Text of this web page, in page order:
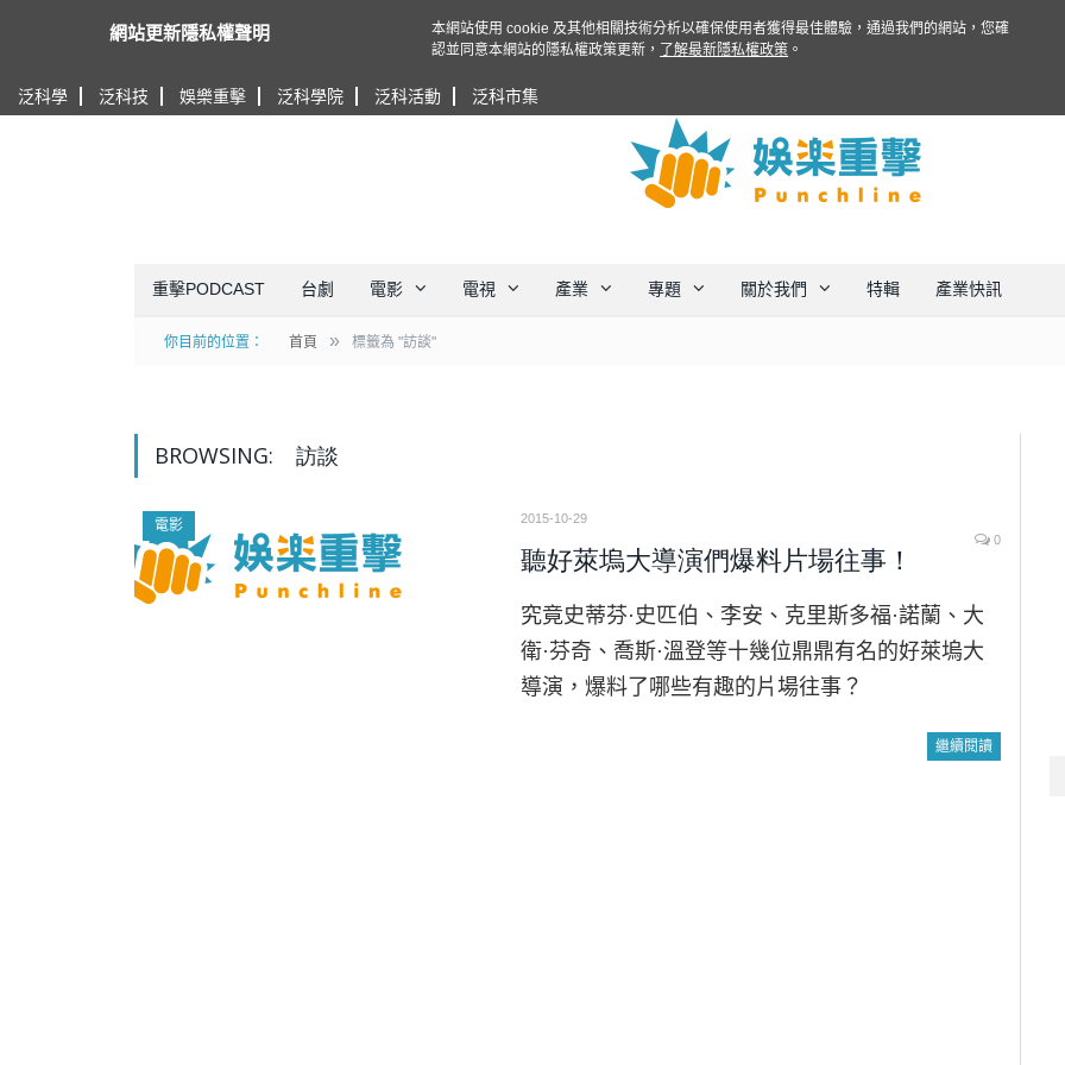
泛科學 泛科技 娛樂重擊 泛科學院 泛科活動 泛科市集
重擊PODCAST 台劇 電影 電視 產業 專題 關於我們 特輯 產業快訊
你目前的位置： 首頁 » 標籤為 "訪談"
BROWSING: 訪談
電影
2015-10-29
0
聽好萊塢大導演們爆料片場往事！
究竟史蒂芬·史匹伯、李安、克里斯多福·諾蘭、大
衛·芬奇、喬斯·溫登等十幾位鼎鼎有名的好萊塢大
導演，爆料了哪些有趣的片場往事？
繼續閱讀
網站更新隱私權聲明
本網站使用 cookie 及其他相關技術分析以確保使用者獲得最佳體驗，通過我們的網站，您確
認並同意本網站的隱私權政策更新，
了解最新隱私權政策 。